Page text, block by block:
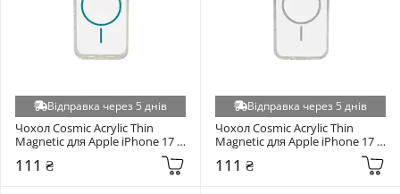
Відправка через 5 днів
Чохол Cosmic Acrylic Thin
Magnetic для Apple iPhone 17
111 ₴
Відправка через 5 днів
Чохол Cosmic Acrylic Thin
Magnetic для Apple iPhone 17
111 ₴